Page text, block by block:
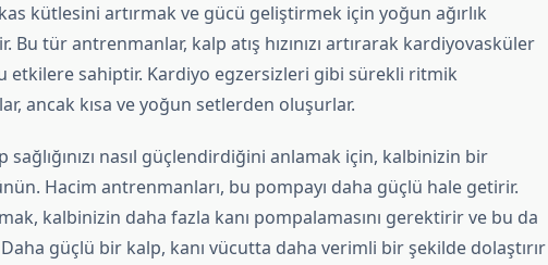
kütlesini artırmak ve gücü geliştirmek için yoğun ağırlık
Bu tür antrenmanlar, kalp atış hızınızı artırarak kardiyovasküler
etkilere sahiptir. Kardiyo egzersizleri gibi sürekli ritmik
ancak kısa ve yoğun setlerden oluşurlar.
sağlığınızı nasıl güçlendirdiğini anlamak için, kalbinizin bir
Hacim antrenmanları, bu pompayı daha güçlü hale getirir.
kalbinizin daha fazla kanı pompalamasını gerektirir ve bu da
güçlü bir kalp, kanı vücutta daha verimli bir şekilde dolaştırır